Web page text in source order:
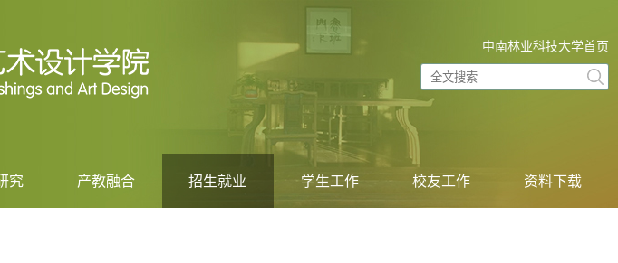
中南林业科技大学首页
究 产教融合 招生就业 学生工作 校友工作 资料下载